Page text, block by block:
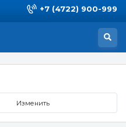
+7 (4722) 900-999
Изменить